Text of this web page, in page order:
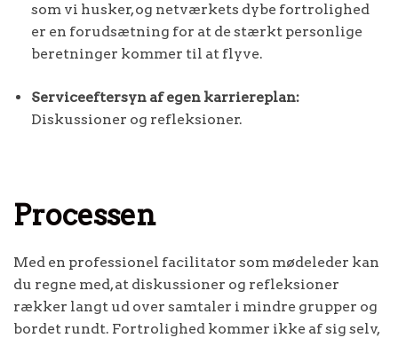
som vi husker, og netværkets dybe fortrolighed
er en forudsætning for at de stærkt personlige
beretninger kommer til at flyve.
Serviceeftersyn af egen karriereplan:
Diskussioner og refleksioner.
Processen
Med en professionel facilitator som mødeleder kan
du regne med, at diskussioner og refleksioner
rækker langt ud over samtaler i mindre grupper og
bordet rundt. Fortrolighed kommer ikke af sig selv,